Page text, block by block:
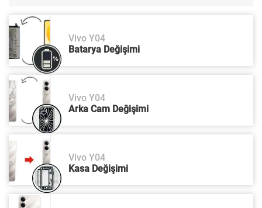
Vivo Y04
Batarya Değişimi
Vivo Y04
Arka Cam Değişimi
Vivo Y04
Kasa Değişimi